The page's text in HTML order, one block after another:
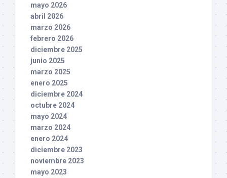
mayo 2026
abril 2026
marzo 2026
febrero 2026
diciembre 2025
junio 2025
marzo 2025
enero 2025
diciembre 2024
octubre 2024
mayo 2024
marzo 2024
enero 2024
diciembre 2023
noviembre 2023
mayo 2023